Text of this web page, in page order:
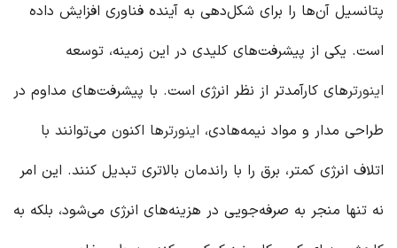
پتانسیل آن‌ها را برای شکل‌دهی به آینده فناوری افزایش داده
است. یکی از پیشرفت‌های کلیدی در این زمینه، توسعه
اینورترهای کارآمدتر از نظر انرژی است. با پیشرفت‌های مداوم در
طراحی مدار و مواد نیمه‌هادی، اینورترها اکنون می‌توانند با
اتلاف انرژی کمتر، برق را با راندمان بالاتری تبدیل کنند. این امر
نه تنها منجر به صرفه‌جویی در هزینه‌های انرژی می‌شود، بلکه به